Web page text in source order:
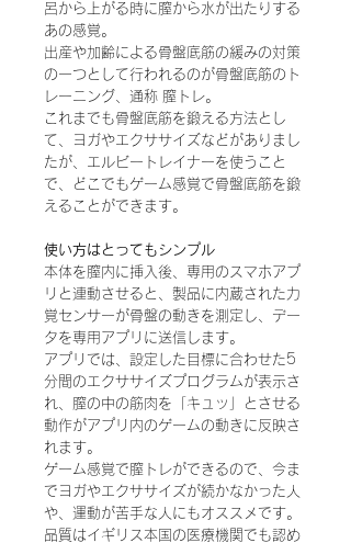
呂から上がる時に膣から水が出たりする
あの感覚。
出産や加齢による骨盤底筋の緩みの対策
の一つとして行われるのが骨盤底筋のト
レーニング、通称 膣トレ。
これまでも骨盤底筋を鍛える方法とし
て、ヨガやエクササイズなどがありまし
たが、エルビートレイナーを使うこと
で、どこでもゲーム感覚で骨盤底筋を鍛
えることができます。
使い方はとってもシンプル
本体を膣内に挿入後、専用のスマホアプ
リと連動させると、製品に内蔵された力
覚センサーが骨盤の動きを測定し、デー
タを専用アプリに送信します。
アプリでは、設定した目標に合わせた5
分間のエクササイズプログラムが表示さ
れ、膣の中の筋肉を「キュッ」とさせる
動作がアプリ内のゲームの動きに反映さ
れます。
ゲーム感覚で膣トレができるので、今ま
でヨガやエクササイズが続かなかった人
や、運動が苦手な人にもオススメです。
品質はイギリス本国の医療機関でも認め